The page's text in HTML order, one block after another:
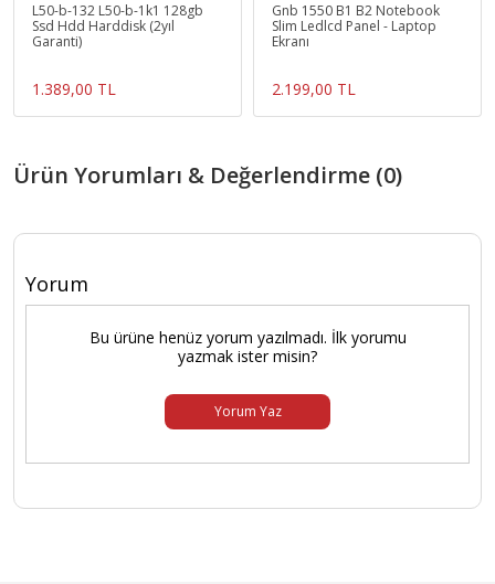
L50-b-132 L50-b-1k1 128gb
Ssd Hdd Harddisk (2yıl
Garanti)
1.389,00 TL
Gnb 1550 B1 B2 Notebook
Slim Ledlcd Panel - Laptop
Ekranı
2.199,00 TL
Ürün Yorumları & Değerlendirme (0)
Yorum
Bu ürüne henüz yorum yazılmadı. İlk yorumu
yazmak ister misin?
Yorum Yaz